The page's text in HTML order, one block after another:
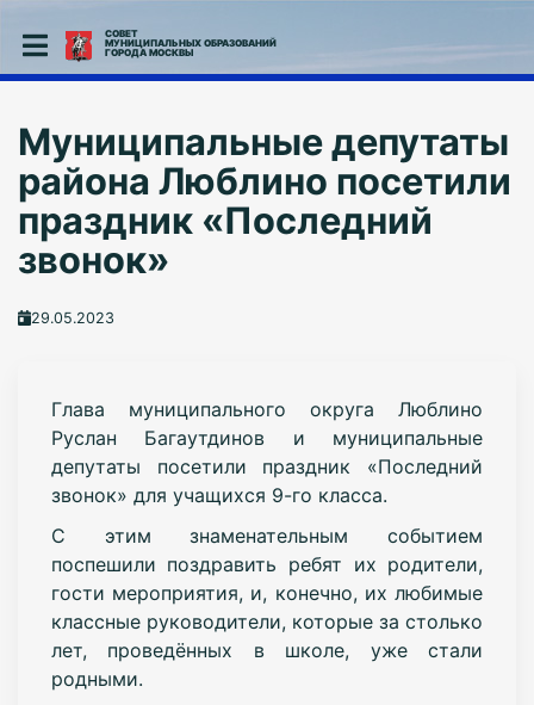
СОВЕТ
МУНИЦИПАЛЬНЫХ ОБРАЗОВАНИЙ
ГОРОДА МОСКВЫ
Муниципальные депутаты
района Люблино посетили
праздник «Последний
звонок»
29.05.2023
Глава муниципального округа Люблино
Руслан Багаутдинов и муниципальные
депутаты посетили праздник «Последний
звонок» для учащихся 9-го класса.
С этим знаменательным событием
поспешили поздравить ребят их родители,
гости мероприятия, и, конечно, их любимые
классные руководители, которые за столько
лет, проведённых в школе, уже стали
родными.